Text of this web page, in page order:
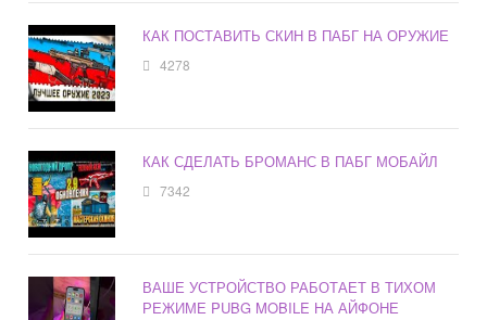
КАК ПОСТАВИТЬ СКИН В ПАБГ НА ОРУЖИЕ
4278
КАК СДЕЛАТЬ БРОМАНС В ПАБГ МОБАЙЛ
7342
ВАШЕ УСТРОЙСТВО РАБОТАЕТ В ТИХОМ
РЕЖИМЕ PUBG MOBILE НА АЙФОНЕ